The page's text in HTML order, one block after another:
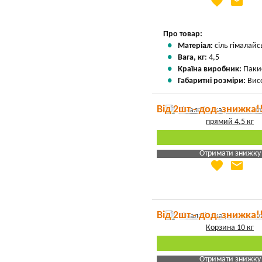
Про товар:
Матеріал: сіль
Вага, кг: 4,5
Країна виробник:
Габаритні розміри:
Від 2шт - дод.
Отримати знижку
Яка Ваша ціна
favorite email
Від 2шт - дод.
Отримати знижку